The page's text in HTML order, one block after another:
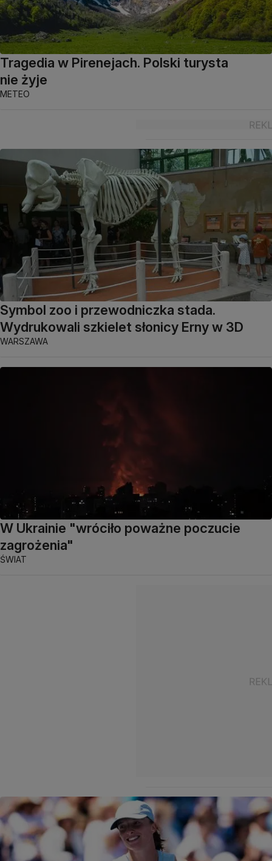
Tragedia w Pirenejach. Polski turysta
nie żyje
METEO
Symbol zoo i przewodniczka stada.
Wydrukowali szkielet słonicy Erny w 3D
WARSZAWA
W Ukrainie "wróciło poważne poczucie
zagrożenia"
ŚWIAT